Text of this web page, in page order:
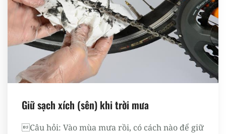
Giữ sạch xích (sên) khi trời mưa
Câu hỏi: Vào mùa mưa rồi, có cách nào để giữ